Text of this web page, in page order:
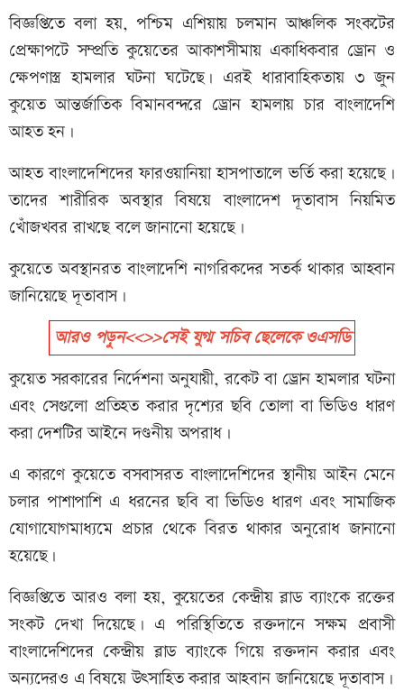
বিজ্ঞপ্তিতে বলা হয়, পশ্চিম এশিয়ায় চলমান আঞ্চলিক সংকটের
প্রেক্ষাপটে সম্প্রতি কুয়েতের আকাশসীমায় একাধিকবার ড্রোন ও
ক্ষেপণাস্ত্র হামলার ঘটনা ঘটেছে। এরই ধারাবাহিকতায় ৩ জুন
কুয়েত আন্তর্জাতিক বিমানবন্দরে ড্রোন হামলায় চার বাংলাদেশি
আহত হন।
আহত বাংলাদেশিদের ফারওয়ানিয়া হাসপাতালে ভর্তি করা হয়েছে।
তাদের শারীরিক অবস্থার বিষয়ে বাংলাদেশ দূতাবাস নিয়মিত
খোঁজখবর রাখছে বলে জানানো হয়েছে।
কুয়েতে অবস্থানরত বাংলাদেশি নাগরিকদের সতর্ক থাকার আহবান
জানিয়েছে দূতাবাস।
আরও পড়ুন<<>>সেই যুগ্ম সচিব ছেলেকে ওএসডি
কুয়েত সরকারের নির্দেশনা অনুযায়ী, রকেট বা ড্রোন হামলার ঘটনা
এবং সেগুলো প্রতিহত করার দৃশ্যের ছবি তোলা বা ভিডিও ধারণ
করা দেশটির আইনে দণ্ডনীয় অপরাধ।
এ কারণে কুয়েতে বসবাসরত বাংলাদেশিদের স্থানীয় আইন মেনে
চলার পাশাপাশি এ ধরনের ছবি বা ভিডিও ধারণ এবং সামাজিক
যোগাযোগমাধ্যমে প্রচার থেকে বিরত থাকার অনুরোধ জানানো
হয়েছে।
বিজ্ঞপ্তিতে আরও বলা হয়, কুয়েতের কেন্দ্রীয় ব্লাড ব্যাংকে রক্তের
সংকট দেখা দিয়েছে। এ পরিস্থিতিতে রক্তদানে সক্ষম প্রবাসী
বাংলাদেশিদের কেন্দ্রীয় ব্লাড ব্যাংকে গিয়ে রক্তদান করার এবং
অন্যদেরও এ বিষয়ে উৎসাহিত করার আহবান জানিয়েছে দূতাবাস।